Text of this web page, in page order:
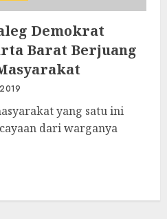
Demokrat
Barat Berjuang
yang satu ini
dari warganya